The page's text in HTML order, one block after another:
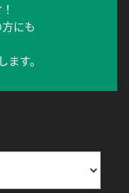
にも
す。